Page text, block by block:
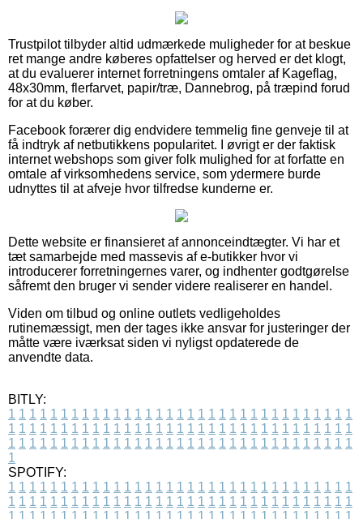
Trustpilot tilbyder altid udmærkede muligheder for at beskue
ret mange andre køberes opfattelser og herved er det klogt,
at du evaluerer internet forretningens omtaler af Kageflag,
48x30mm, flerfarvet, papir/træ, Dannebrog, på træpind forud
for at du køber.
Facebook forærer dig endvidere temmelig fine genveje til at
få indtryk af netbutikkens popularitet. I øvrigt er der faktisk
internet webshops som giver folk mulighed for at forfatte en
omtale af virksomhedens service, som ydermere burde
udnyttes til at afveje hvor tilfredse kunderne er.
Dette website er finansieret af annonceindtægter. Vi har et
tæt samarbejde med massevis af e-butikker hvor vi
introducerer forretningernes varer, og indhenter godtgørelse
såfremt den bruger vi sender videre realiserer en handel.
Viden om tilbud og online outlets vedligeholdes
rutinemæssigt, men der tages ikke ansvar for justeringer der
måtte være iværksat siden vi nyligst opdaterede de
anvendte data.
BITLY:
1 1 1 1 1 1 1 1 1 1 1 1 1 1 1 1 1 1 1 1 1 1 1 1 1 1 1 1 1 1 1 1 1
1 1 1 1 1 1 1 1 1 1 1 1 1 1 1 1 1 1 1 1 1 1 1 1 1 1 1 1 1 1 1 1 1
1 1 1 1 1 1 1 1 1 1 1 1 1 1 1 1 1 1 1 1 1 1 1 1 1 1 1 1 1 1 1 1 1
1
SPOTIFY:
1 1 1 1 1 1 1 1 1 1 1 1 1 1 1 1 1 1 1 1 1 1 1 1 1 1 1 1 1 1 1 1 1
1 1 1 1 1 1 1 1 1 1 1 1 1 1 1 1 1 1 1 1 1 1 1 1 1 1 1 1 1 1 1 1 1
1 1 1 1 1 1 1 1 1 1 1 1 1 1 1 1 1 1 1 1 1 1 1 1 1 1 1 1 1 1 1 1 1